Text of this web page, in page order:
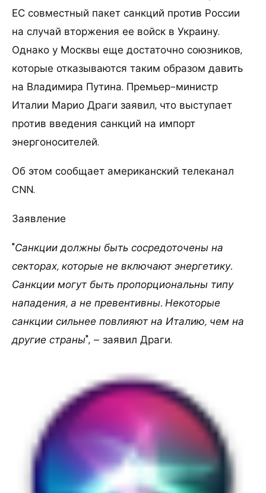
ЕС совместный пакет санкций против России
на случай вторжения ее войск в Украину.
Однако у Москвы еще достаточно союзников,
которые отказываются таким образом давить
на Владимира Путина. Премьер-министр
Италии Марио Драги заявил, что выступает
против введения санкций на импорт
энергоносителей.
Об этом сообщает американский телеканал
CNN.
Заявление
"Санкции должны быть сосредоточены на
секторах, которые не включают энергетику.
Санкции могут быть пропорциональны типу
нападения, а не превентивны. Некоторые
санкции сильнее повлияют на Италию, чем на
другие страны", – заявил Драги.